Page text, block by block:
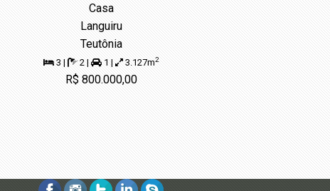
Casa
Languiru
Teutônia
3 | 2 | 1 | 3.127m2
R$ 800.000,00